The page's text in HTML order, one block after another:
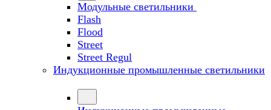
Модульные светильники
Flash
Flood
Street
Street Regul
Индукционные промышленные светильники